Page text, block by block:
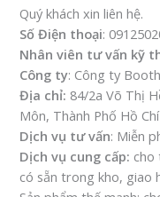
Quý khách xin liên hệ.
Số Điện thoại:
Nhân viên tư vấn kỹ
Công ty: Công ty
Địa chỉ: 84/2a Võ Thị
Môn, Thành Phố Hồ
Dịch vụ tư vấn: Miễn
Dịch vụ cung cấp: cho
có sẵn trong kho, giao